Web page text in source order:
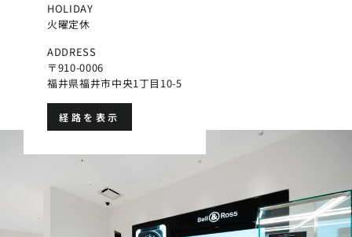
HOLIDAY
火曜定休
ADDRESS
〒910-0006
福井県福井市中央1丁目10-5
経路を表示